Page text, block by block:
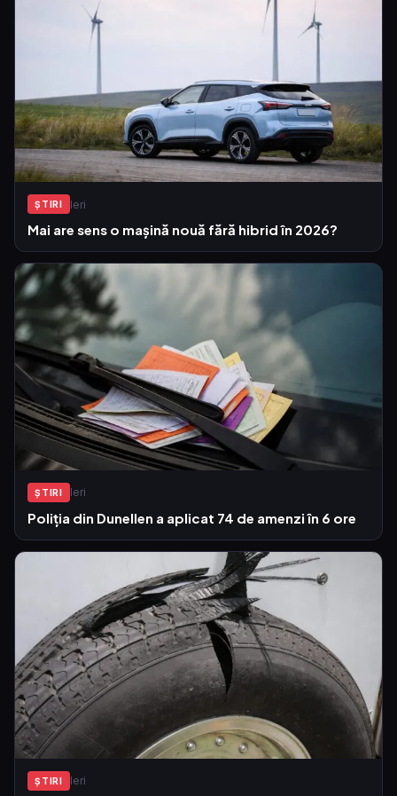
ŞTIRI Ieri
Mai are sens o mașină nouă fără hibrid în 2026?
ŞTIRI Ieri
Poliția din Dunellen a aplicat 74 de amenzi în 6 ore
ŞTIRI Ieri